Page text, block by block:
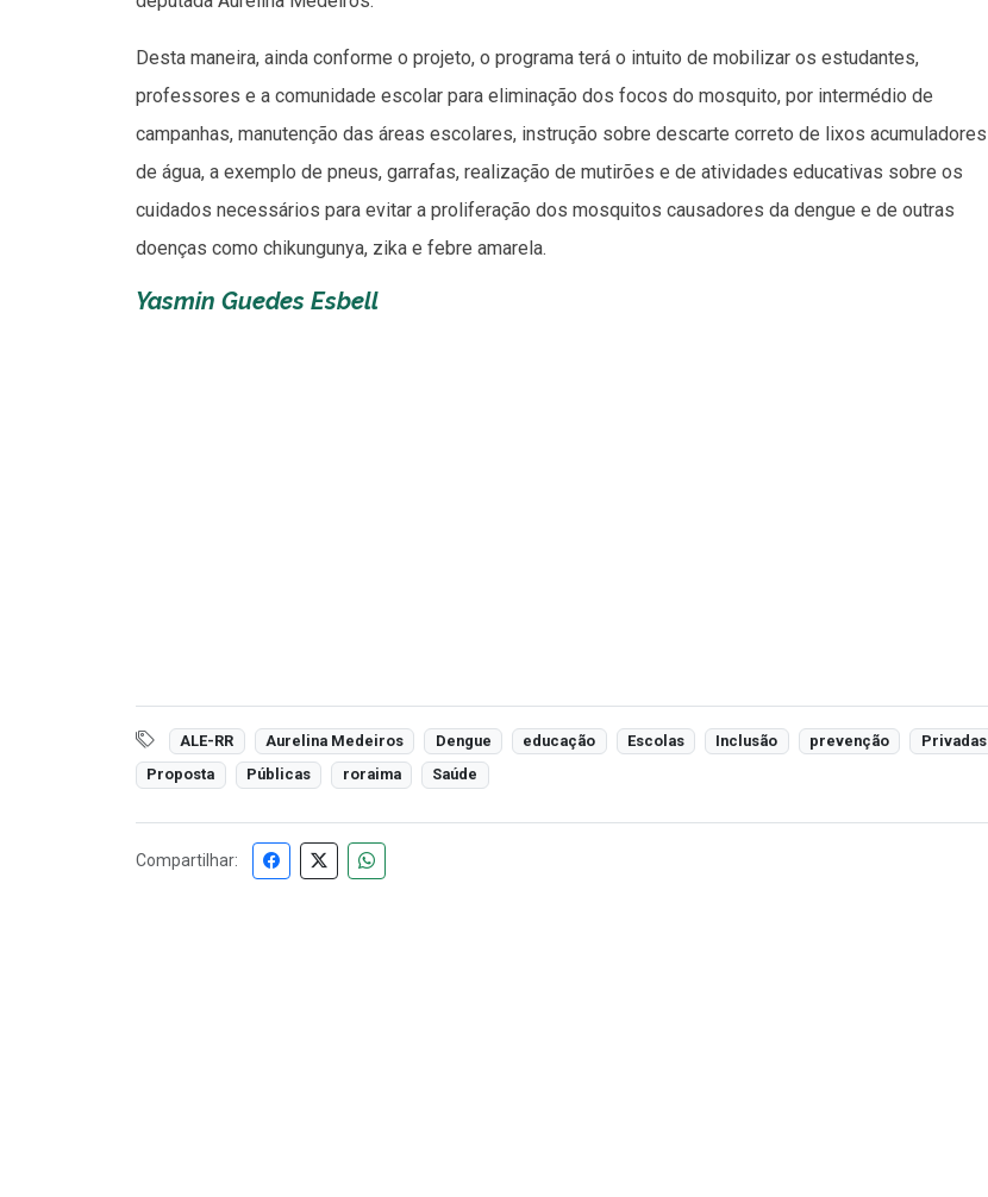
Desta maneira, ainda conforme o projeto, o programa terá o intuito de mobilizar os estudantes,
professores e a comunidade escolar para eliminação dos focos do mosquito, por intermédio de
campanhas, manutenção das áreas escolares, instrução sobre descarte correto de lixos acumuladores
de água, a exemplo de pneus, garrafas, realização de mutirões e de atividades educativas sobre os
cuidados necessários para evitar a proliferação dos mosquitos causadores da dengue e de outras
doenças como chikungunya, zika e febre amarela.
Yasmin Guedes Esbell
ALE-RR Aurelina Medeiros Dengue educação Escolas Inclusão prevenção
Privadas
Proposta
Públicas roraima Saúde
Compartilhar: